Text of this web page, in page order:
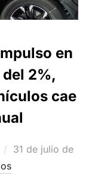
en
2%,
cae
Publicado
31 de julio de